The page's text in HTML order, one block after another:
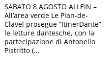
SABATO 8 AGOSTO ALLEIN –
All’area verde Le Plan-de-
Clavel prosegue “ItinerDante”,
le letture dantesche, con la
partecipazione di Antonello
Pistritto (...